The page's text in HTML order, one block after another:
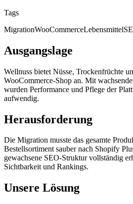
Tags
MigrationWooCommerceLebensmittel
Ausgangslage
Wellnuss bietet Nüsse, Trockenfrüchte
WooCommerce-Shop an. Mit
wurden Performance und Pflege der
aufwendig.
Herausforderung
Die Migration musste das gesamte
Bestellsortiment sauber nach Shopify
gewachsene SEO-Struktur vollständig
Sichtbarkeit und Rankings.
Unsere Lösung